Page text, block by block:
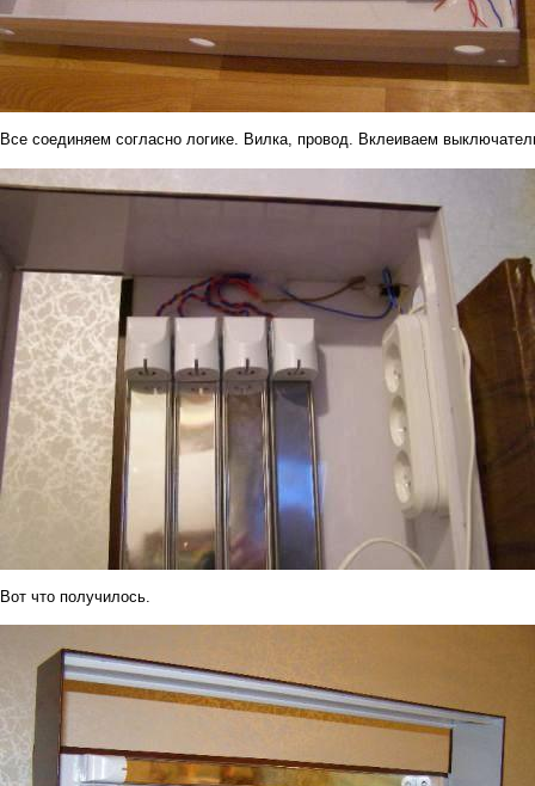
Все соединяем согласно логике. Вилка, провод. Вклеиваем
Вот что получилось.